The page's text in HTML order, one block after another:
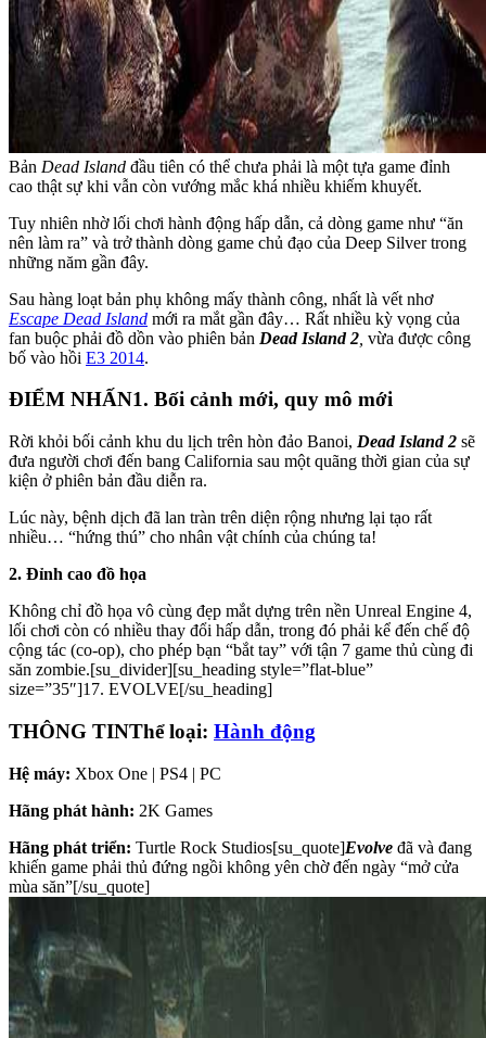
Bản Dead Island đầu tiên có thể chưa phải là một tựa game đỉnh
cao thật sự khi vẫn còn vướng mắc khá nhiều khiếm khuyết.
Tuy nhiên nhờ lối chơi hành động hấp dẫn, cả dòng game như “ăn
nên làm ra” và trở thành dòng game chủ đạo của Deep Silver trong
những năm gần đây.
Sau hàng loạt bản phụ không mấy thành công, nhất là vết nhơ
Escape Dead Island mới ra mắt gần đây… Rất nhiều kỳ vọng của
fan buộc phải đồ dồn vào phiên bản Dead Island 2 vừa được công
bố vào hồi E3 2014.
ĐIỂM NHẤN1. Bối cảnh mới, quy mô mới
Rời khỏi bối cảnh khu du lịch trên hòn đảo Banoi, Dead Island 2 sẽ
đưa người chơi đến bang California sau một quãng thời gian của sự
kiện ở phiên bản đầu diễn ra.
Lúc này, bệnh dịch đã lan tràn trên diện rộng nhưng lại tạo rất
nhiều… “hứng thú” cho nhân vật chính của chúng ta!
2. Đỉnh cao đồ họa
Không chỉ đồ họa vô cùng đẹp mắt dựng trên nền Unreal Engine 4,
lối chơi còn có nhiều thay đổi hấp dẫn, trong đó phải kể đến chế độ
cộng tác (co-op), cho phép bạn “bắt tay” với tận 7 game thủ cùng đi
săn zombie.[su_divider][su_heading style=”flat-blue”
size=”35″]17. EVOLVE[/su_heading]
THÔNG TINThể loại: Hành động
Hệ máy: Xbox One | PS4 | PC
Hãng phát hành: 2K Games
Hãng phát triển: Turtle Rock Studios[su_quote]Evolve đã và đang
khiến game phải thủ đứng ngồi không yên chờ đến ngày “mở cửa
mùa săn”[/su_quote]